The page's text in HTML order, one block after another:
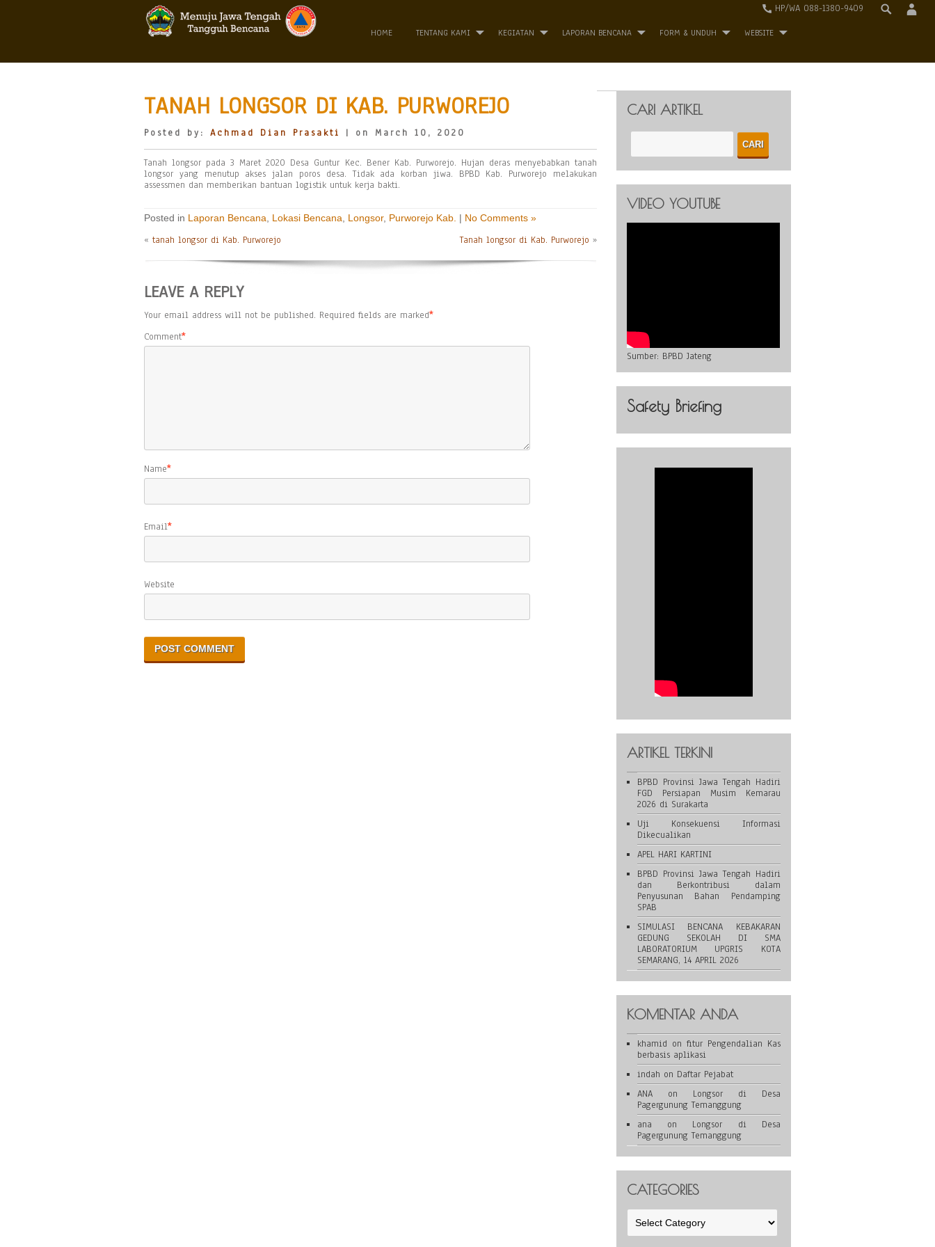
HP/WA 088-1380-9409
HOME TENTANG KAMI KEGIATAN LAPORAN BENCANA FORM & UNDUH WEBSITE
TANAH LONGSOR DI KAB. PURWOREJO
Posted by: Achmad Dian Prasakti | on March 10, 2020
Tanah longsor pada 3 Maret 2020 Desa Guntur Kec. Bener Kab. Purworejo. Hujan deras menyebabkan tanah
longsor yang menutup akses jalan poros desa. Tidak ada korban jiwa. BPBD Kab. Purworejo melakukan
assessmen dan memberikan bantuan logistik untuk kerja bakti.
Posted in Laporan Bencana Lokasi Bencana Longsor, Purworejo Kab. | No Comments »
« tanah longsor di Kab. Purworejo Tanah longsor di Kab. Purworejo »
LEAVE A REPLY
Your email address will not be published. Required fields are marked*
Comment*
Name*
Email*
Website
CARI ARTIKEL
VIDEO YOUTUBE
Sumber: BPBD Jateng
Safety Briefing
ARTIKEL TERKINI
BPBD Provinsi Jawa Tengah Hadiri
FGD Persiapan Musim Kemarau
2026 di Surakarta
Uji Konsekuensi Informasi
Dikecualikan
APEL HARI KARTINI
BPBD Provinsi Jawa Tengah Hadiri
dan Berkontribusi dalam
Penyusunan Bahan Pendamping
SPAB
SIMULASI BENCANA KEBAKARAN
GEDUNG SEKOLAH DI SMA
LABORATORIUM UPGRIS KOTA
SEMARANG, 14 APRIL 2026
KOMENTAR ANDA
khamid on fitur Pengendalian Kas
berbasis aplikasi
indah on Daftar Pejabat
ANAon Longsor di Desa
Pagergunung Temanggung
ana on Longsor di Desa
Pagergunung Temanggung
CATEGORIES
Categories